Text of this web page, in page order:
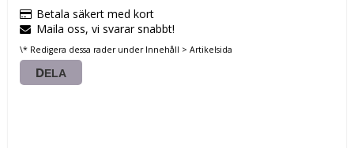
Betala säkert med kort
Maila oss, vi svarar snabbt!
\* Redigera dessa rader under Innehåll > Artikelsida
DELA